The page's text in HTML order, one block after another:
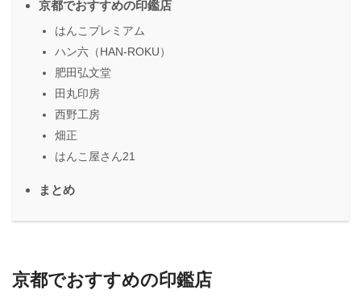
京都でおすすめの印鑑店
はんこプレミアム
ハン六（HAN-ROKU）
肥田弘文堂
田丸印房
西野工房
畑正
はんこ屋さん21
まとめ
京都でおすすめの印鑑店